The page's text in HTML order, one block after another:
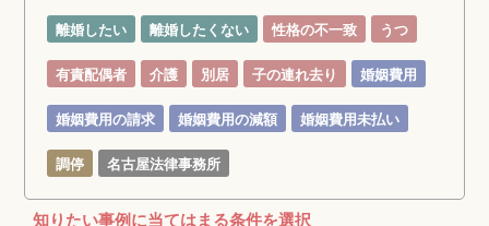
離婚したい 離婚したくない 性格の不一致 うつ
有責配偶者 介護 別居 子の連れ去り 婚姻費用
婚姻費用の請求 婚姻費用の減額 婚姻費用未払い
調停 名古屋法律事務所
知りたい事例に当てはまる条件を選択